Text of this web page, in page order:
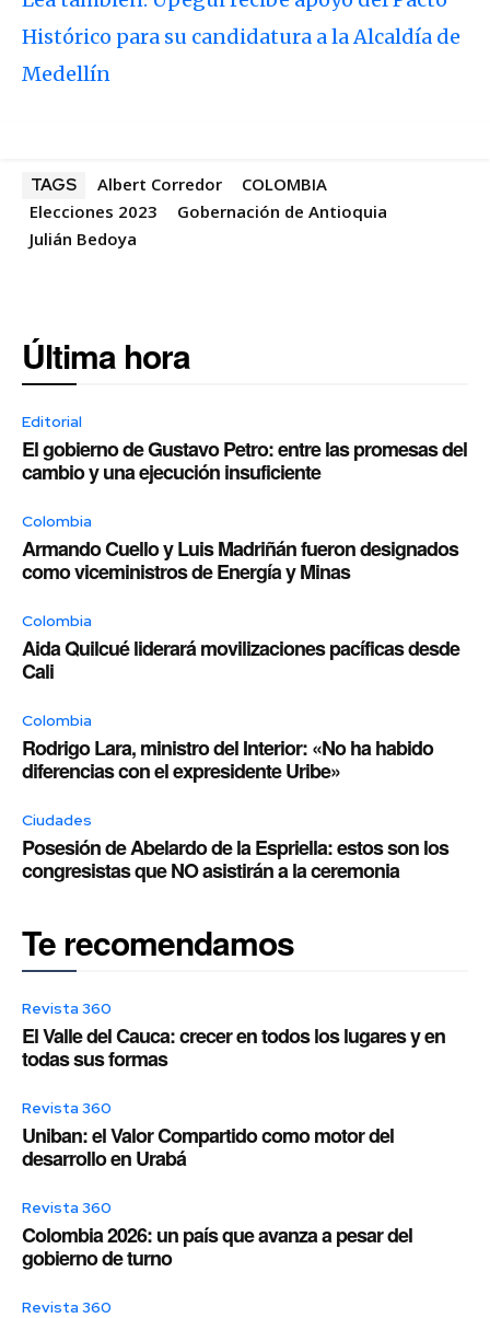
Histórico para su candidatura a la Alcaldía de
Medellín
TAGS Albert Corredor
COLOMBIA
Elecciones 2023
Gobernación de Antioquia
Julián Bedoya
Última hora
Editorial
El gobierno de Gustavo Petro: entre las promesas del
cambio y una ejecución insuficiente
Colombia
Armando Cuello y Luis Madriñán fueron designados
como viceministros de Energía y Minas
Colombia
Aida Quilcué liderará movilizaciones pacíficas desde
Cali
Colombia
Rodrigo Lara, ministro del Interior: «No ha habido
diferencias con el expresidente Uribe»
Ciudades
Posesión de Abelardo de la Espriella: estos son los
congresistas que NO asistirán a la ceremonia
Te recomendamos
Revista 360
El Valle del Cauca: crecer en todos los lugares y en
todas sus formas
Revista 360
Uniban: el Valor Compartido como motor del
desarrollo en Urabá
Revista 360
Colombia 2026: un país que avanza a pesar del
gobierno de turno
Revista 360